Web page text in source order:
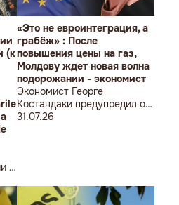
(к
«Это не евроинтеграция, а
грабёж» : После
повышения цены на газ,
Молдову ждет новая волна
подорожании - экономист
Экономист Георге
Костандаки предупредил о
новой волне роста цен
31.07.26